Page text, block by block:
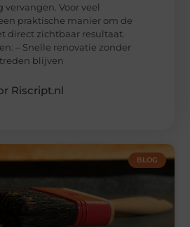
Voor veel
praktische manier om de
direct zichtbaar resultaat.
– Snelle renovatie zonder
blijven
Riscript.nl
BLOG